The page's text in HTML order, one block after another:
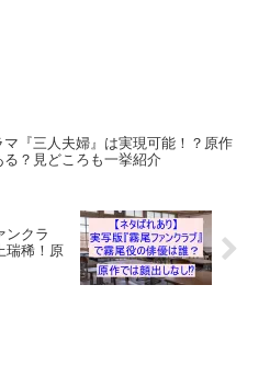
マ『三人夫婦』は実現可能！？原作
る？見どころも一挙紹介
ンクラ
瑞稀！原